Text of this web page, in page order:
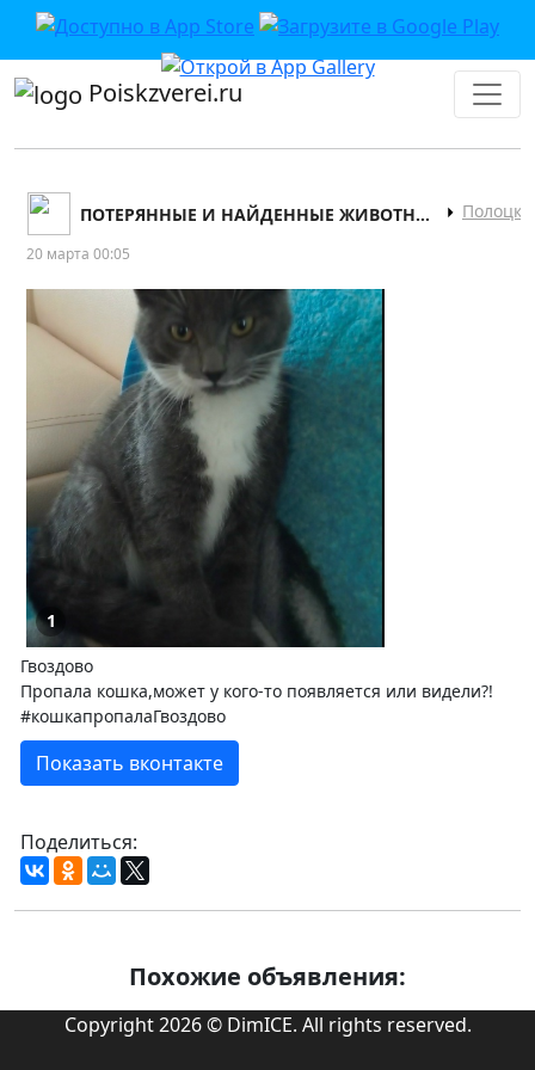
Poiskzverei.ru
ПОТЕРЯННЫЕ И НАЙДЕННЫЕ ЖИВОТНЫЕ НОВО-ПОЛОЦКА Полоцк
20 марта 00:05
1
Гвоздово
Пропала кошка,может у кого-то появляется или видели?!
#кошкапропалаГвоздово
Показать вконтакте
Поделиться:
Похожие объявления:
Copyright 2026 © DimICE. All rights reserved.